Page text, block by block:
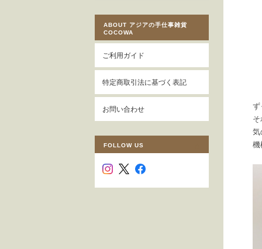
ず
気
機
ABOUT アジアの手仕事雑貨
COCOWA
ご利用ガイド
特定商取引法に基づく表記
お問い合わせ
FOLLOW US